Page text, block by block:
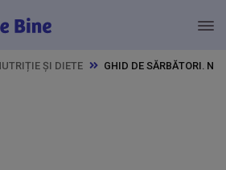
ȘI DIETE GHID DE SĂRBĂTORI.